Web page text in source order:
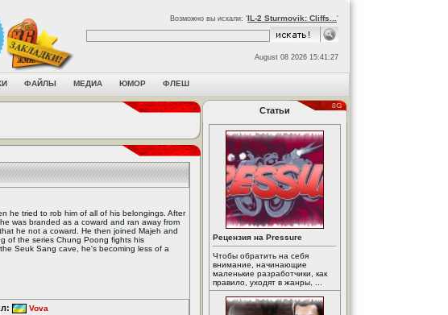
Возможно вы искали: 'IL-2 Sturmovik: Cliffs... '
August 08 2026 15:41:27
ФАЙЛЫ МЕДИА ЮМОР ФЛЕШ
he tried to rob him of all of his belongings. After
was branded as a coward and ran away from
he not a coward. He then joined Majeh and
of the series Chung Poong fights his
Seuk Sang cave, he's becoming less of a
Vova
Статьи
Рецензия на Pressure
Чтобы обратить на себя
внимание, начинающие
маленькие разработчики, как
правило, уходят в жанры, ...